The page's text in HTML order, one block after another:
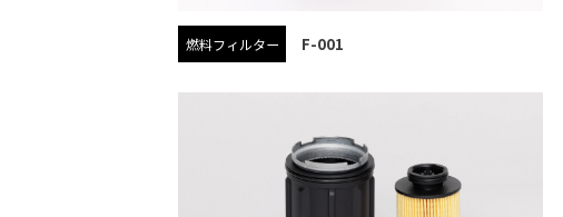
燃料フィルター F-001